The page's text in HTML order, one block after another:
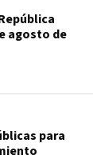
agosto de
para